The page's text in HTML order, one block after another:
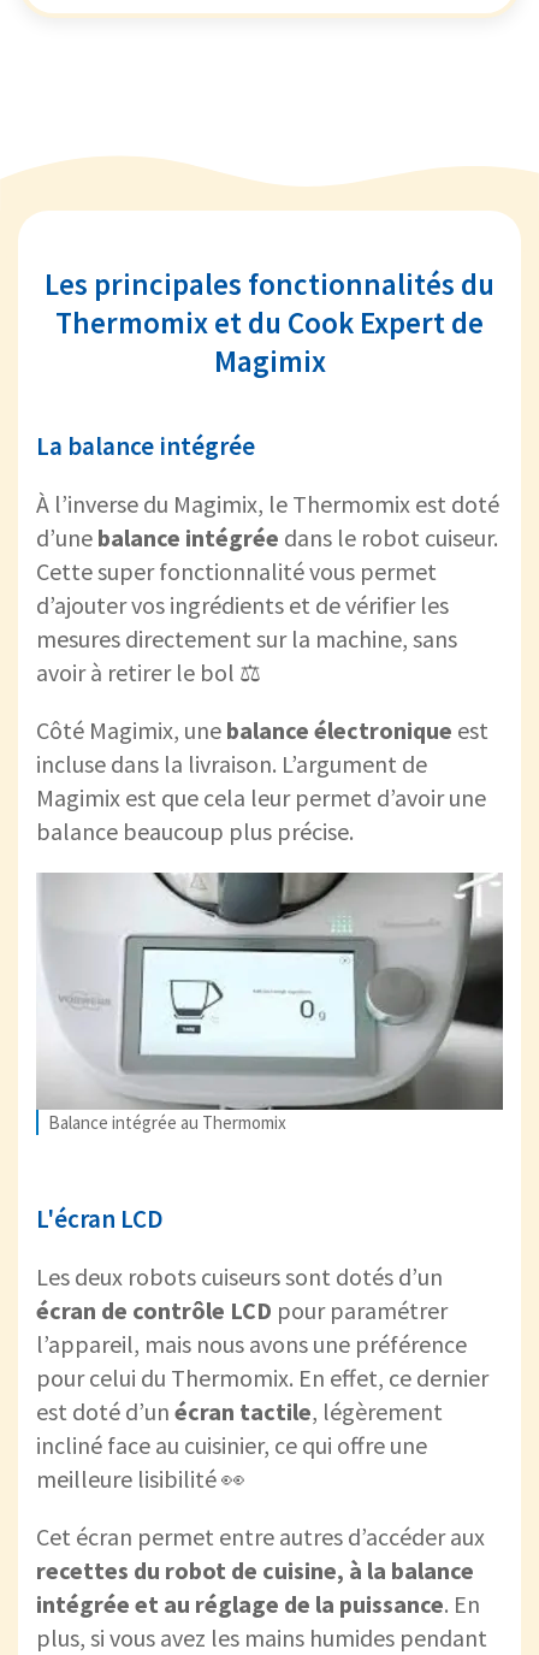
Les principales fonctionnalités du
Thermomix et du Cook Expert de
Magimix
La balance intégrée
À l’inverse du Magimix, le Thermomix est doté
d’une balance intégrée dans le robot cuiseur.
Cette super fonctionnalité vous permet
d’ajouter vos ingrédients et de vérifier les
mesures directement sur la machine, sans
avoir à retirer le bol ⚖️
Côté Magimix, une balance électronique est
incluse dans la livraison. L’argument de
Magimix est que cela leur permet d’avoir une
balance beaucoup plus précise.
Balance intégrée au Thermomix
L'écran LCD
Les deux robots cuiseurs sont dotés d’un
écran de contrôle LCD pour paramétrer
l’appareil, mais nous avons une préférence
pour celui du Thermomix. En effet, ce dernier
est doté d’un écran tactile, légèrement
incliné face au cuisinier, ce qui offre une
meilleure lisibilité 👀
Cet écran permet entre autres d’accéder aux
recettes du robot de cuisine, à la balance
intégrée et au réglage de la puissance. En
plus, si vous avez les mains humides pendant